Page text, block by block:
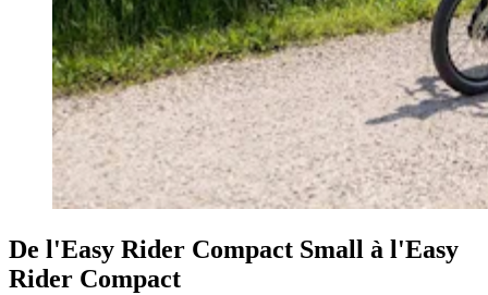
De l'Easy Rider Compact Small à l'Easy
Rider Compact